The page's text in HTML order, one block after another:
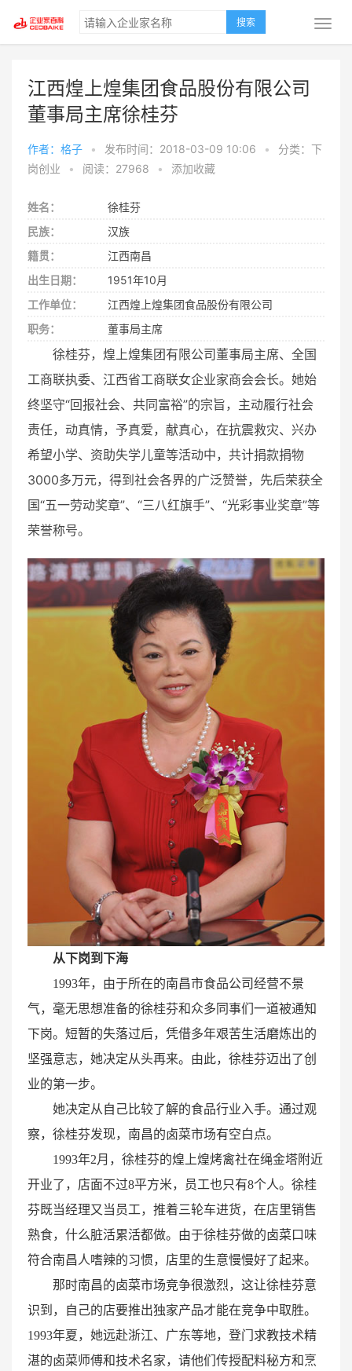
搜索
江西煌上煌集团食品股份有限公司
董事局主席徐桂芬
作者：格子 • 发布时间：2018-03-09 10:06 •
分类：下
岗创业
• 阅读：27968 • 添加收藏
姓名：
徐桂芬
民族：
汉族
籍贯：
江西南昌
出生日期：
1951年10月
工作单位：
江西煌上煌集团食品股份有限公司
职务：
董事局主席
徐桂芬，煌上煌集团有限公司董事局主席、全国
工商联执委、江西省工商联女企业家商会会长。她始
终坚守“回报社会、共同富裕”的宗旨，主动履行社会
责任，动真情，予真爱，献真心，在抗震救灾、兴办
希望小学、资助失学儿童等活动中，共计捐款捐物
3000多万元，得到社会各界的广泛赞誉，先后荣获全
国“五一劳动奖章”、“三八红旗手”、“光彩事业奖章”等
荣誉称号。
从下岗到下海
1993年，由于所在的南昌市食品公司经营不景
气，毫无思想准备的徐桂芬和众多同事们一道被通知
下岗。短暂的失落过后，凭借多年艰苦生活磨炼出的
坚强意志，她决定从头再来。由此，徐桂芬迈出了创
业的第一步。
她决定从自己比较了解的食品行业入手。通过观
察，徐桂芬发现，南昌的卤菜市场有空白点。
1993年2月，徐桂芬的煌上煌烤禽社在绳金塔附近
开业了，店面不过8平方米，员工也只有8个人。徐桂
芬既当经理又当员工，推着三轮车进货，在店里销售
熟食，什么脏活累活都做。由于徐桂芬做的卤菜口味
符合南昌人嗜辣的习惯，店里的生意慢慢好了起来。
那时南昌的卤菜市场竞争很激烈，这让徐桂芬意
识到，自己的店要推出独家产品才能在竞争中取胜。
1993年夏，她远赴浙江、广东等地，登门求教技术精
湛的卤菜师傅和技术名家，请他们传授配料秘方和烹